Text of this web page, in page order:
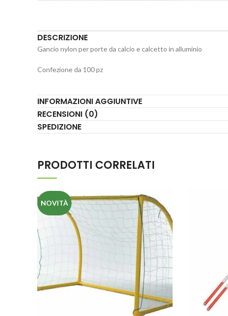
DESCRIZIONE
Gancio nylon per porte da calcio e calcetto in alluminio
Confezione da 100 pz
INFORMAZIONI AGGIUNTIVE
RECENSIONI (0)
SPEDIZIONE
PRODOTTI CORRELATI
NOVITÀ